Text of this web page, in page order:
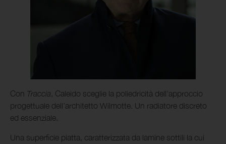
Con Traccia, Caleido sceglie la poliedricità dell’approccio
progettuale dell’architetto Wilmotte. Un radiatore discreto
ed essenziale.
Una superficie piatta, caratterizzata da lamine sottili la cui